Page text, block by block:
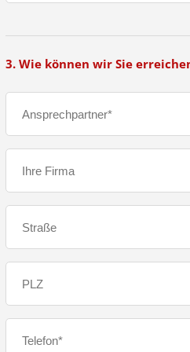
3. Wie können wir Sie